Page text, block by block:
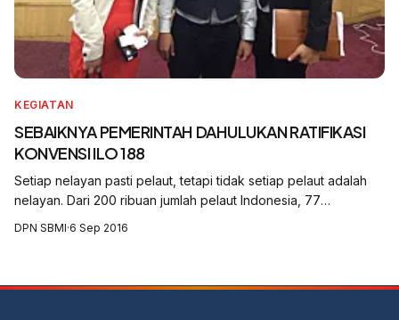
KEGIATAN
SEBAIKNYA PEMERINTAH DAHULUKAN RATIFIKASI
KONVENSI ILO 188
Setiap nelayan pasti pelaut, tetapi tidak setiap pelaut adalah
nelayan. Dari 200 ribuan jumlah pelaut Indonesia, 77
DPN SBMI·6 Sep 2016